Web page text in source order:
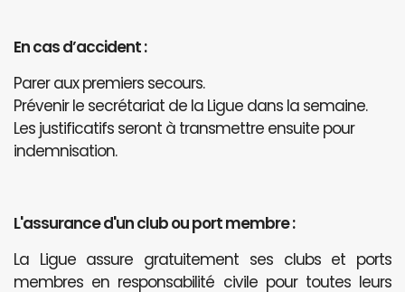
En cas d’accident :
Parer aux premiers secours.
Prévenir le secrétariat de la Ligue dans la semaine.
Les justificatifs seront à transmettre ensuite pour
indemnisation.
L'assurance d'un club ou port membre :
La Ligue assure gratuitement ses clubs et ports
membres en responsabilité civile pour toutes leurs